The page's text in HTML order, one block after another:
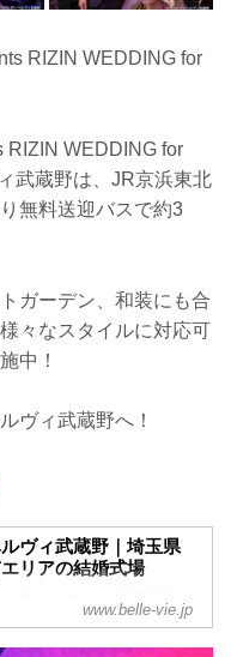
RIZIN WEDDING for
RIZIN WEDDING for
武蔵野は、JR京浜東北
無料送迎バスで約3
ガーデン、和装にも合
々なスタイルに対応可
中！
ヴィ武蔵野へ！
ルヴィ武蔵野｜埼玉県
リアの結婚式場
ま市エリアの結婚式場「ベ
」。皆様に愛され続けて38
に結婚式を挙げられた方の
www.belle-vie.jp